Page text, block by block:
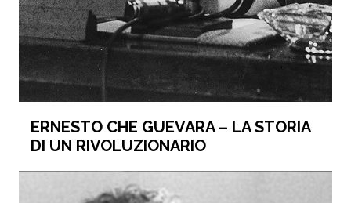
ERNESTO CHE GUEVARA – LA STORIA
DI UN RIVOLUZIONARIO